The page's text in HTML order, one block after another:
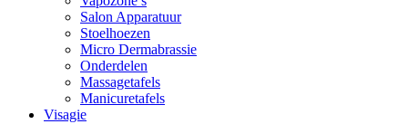
Salon Apparatuur
Stoelhoezen
Micro Dermabrassie
Onderdelen
Massagetafels
Manicuretafels
Visagie